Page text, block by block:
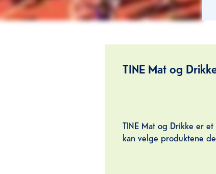
TINE Mat og
TINE Mat og Drikke er
kan velge produktene